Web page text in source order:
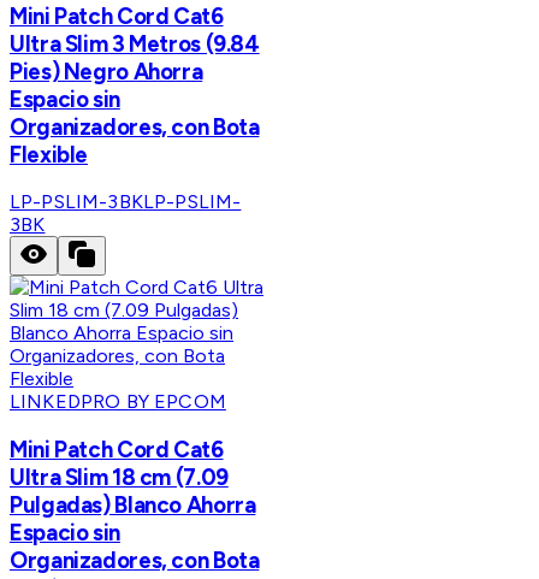
Mini Patch Cord Cat6
Ultra Slim 3 Metros (9.84
Pies) Negro Ahorra
Espacio sin
Organizadores, con Bota
Flexible
LP-PSLIM-3BKLP-PSLIM-
3BK
LINKEDPRO BY EPCOM
Mini Patch Cord Cat6
Ultra Slim 18 cm (7.09
Pulgadas) Blanco Ahorra
Espacio sin
Organizadores, con Bota